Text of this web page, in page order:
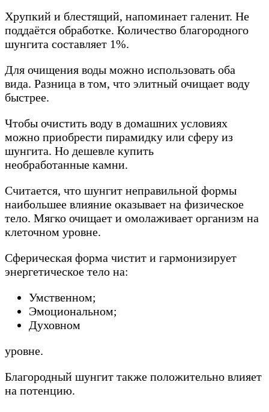
Хрупкий и блестящий, напоминает галенит. Не
поддаётся обработке. Количество благородного
шунгита составляет 1%.
Для очищения воды можно использовать оба
вида. Разница в том, что элитный очищает воду
быстрее.
Чтобы очистить воду в домашних условиях
можно приобрести пирамидку или сферу из
шунгита. Но дешевле купить
необработанные камни.
Считается, что шунгит неправильной формы
наибольшее влияние оказывает на физическое
тело. Мягко очищает и омолаживает организм на
клеточном уровне.
Сферическая форма чистит и гармонизирует
энергетическое тело на:
Умственном;
Эмоциональном;
Духовном
уровне.
Благородный шунгит также положительно влияет
на потенцию.